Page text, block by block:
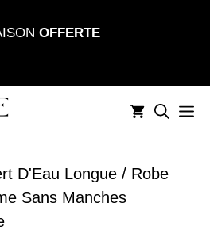
OFFERTE
D'Eau Longue / Robe
Sans Manches